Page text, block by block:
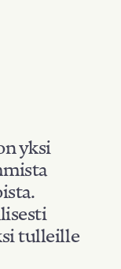
yksi
tulleille